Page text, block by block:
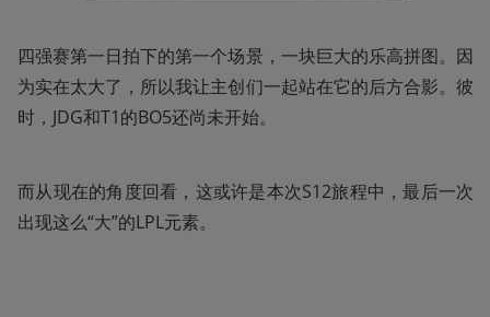
四强赛第一日拍下的第一个场景，一块巨大的乐高拼图。因
为实在太大了，所以我让主创们一起站在它的后方合影。彼
时，JDG和T1的BO5还尚未开始。
而从现在的角度回看，这或许是本次S12旅程中，最后一次
出现这么“大”的LPL元素。